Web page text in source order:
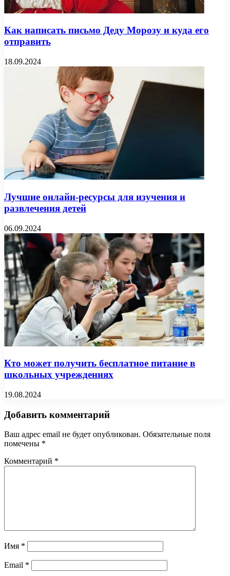
Как написать письмо Деду Морозу и куда его
отправить
18.09.2024
Лучшие онлайн-ресурсы для изучения и
развлечения детей
06.09.2024
Кто может получить бесплатное питание в
школьных учреждениях
19.08.2024
Добавить комментарий
Ваш адрес email не будет опубликован. Обязательные поля
помечены *
Комментарий *
Имя *
Email *